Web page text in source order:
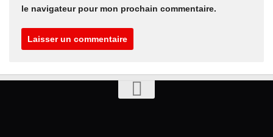
le navigateur pour mon prochain commentaire.